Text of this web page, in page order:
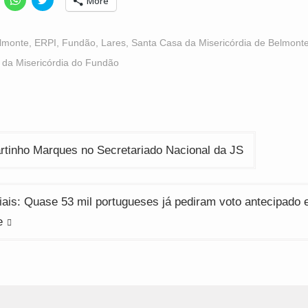
to
(Opens
new
window)
to
share
(Opens
new
window)
ERPI Fundão Lares, Santa Casa da Misericórdia de Belmonte
da Misericórdia do Fundão
Marques no Secretariado Nacional da JS
Quase 53 mil portugueses já pediram voto antecipado